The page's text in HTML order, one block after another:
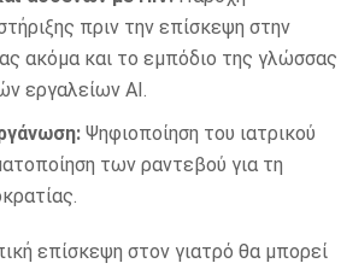
πριν την επίσκεψη στην
ακόμα και το εμπόδιο της γλώσσας
εργαλείων AI.
Ψηφιοποίηση του ιατρικού
των ραντεβού για τη
επίσκεψη στον γιατρό θα μπορεί